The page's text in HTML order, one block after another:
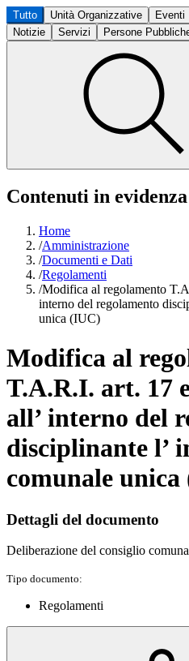
Tutto Unità Organizzative Eventi
Notizie
Servizi Persone
Contenuti in evidenza
Home
/Amministrazione
/Documenti e Dati
/Regolamenti
/Modifica al regolamento
interno del regolamento
unica (IUC)
Modifica al
T.A.R.I. art. 17
all’ interno del
disciplinante l’
comunale
Dettagli del documento
Deliberazione del consiglio
Tipo documento:
Regolamenti